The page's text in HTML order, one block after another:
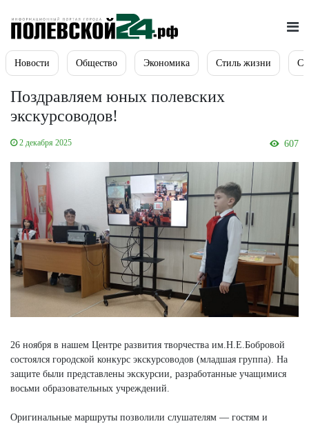
Новости Общество Экономика Стиль жизни
Поздравляем юных полевских
экскурсоводов!
2 декабря 2025 607
26 ноября в нашем Центре развития творчества им.Н.Е.Бобровой
состоялся городской конкурс экскурсоводов (младшая группа). На
защите были представлены экскурсии, разработанные учащимися
восьми образовательных учреждений.
Оригинальные маршруты позволили слушателям — гостям и